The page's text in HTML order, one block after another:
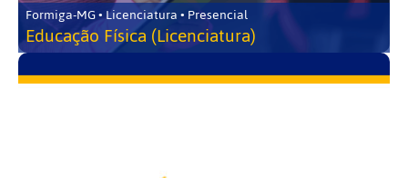
Formiga-MG • Licenciatura • Presencial
Educação Física (Licenciatura)